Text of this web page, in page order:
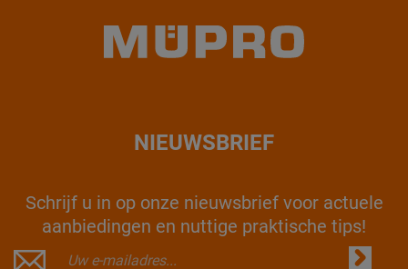
NIEUWSBRIEF
Schrijf u in op onze nieuwsbrief voor actuele
aanbiedingen en nuttige praktische tips!